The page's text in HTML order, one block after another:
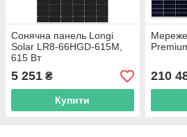
Сонячна панель Longi
Solar LR8-66HGD-615M,
615 Вт
5 251 ₴
Купити
210